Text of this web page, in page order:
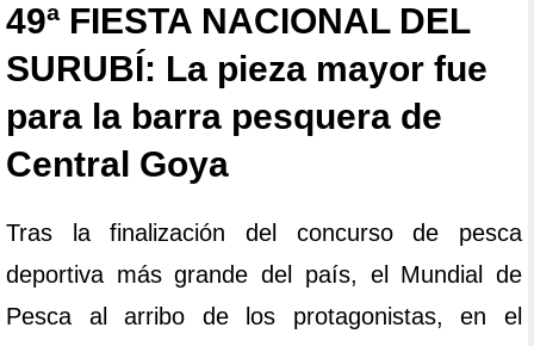
49ª FIESTA NACIONAL DEL
SURUBÍ: La pieza mayor fue
para la barra pesquera de
Central Goya
Tras la finalización del concurso de pesca
deportiva más grande del país, el Mundial de
Pesca al arribo de los protagonistas, en el